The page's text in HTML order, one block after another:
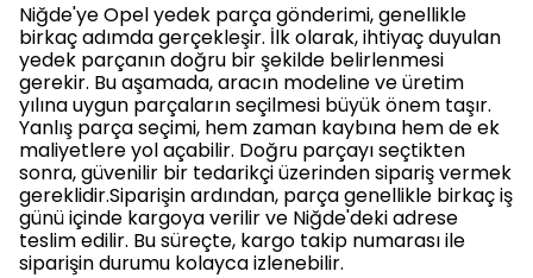
Niğde'ye Opel yedek parça gönderimi, genellikle
birkaç adımda gerçekleşir. İlk olarak, ihtiyaç duyulan
yedek parçanın doğru bir şekilde belirlenmesi
gerekir. Bu aşamada, aracın modeline ve üretim
yılına uygun parçaların seçilmesi büyük önem taşır.
Yanlış parça seçimi, hem zaman kaybına hem de ek
maliyetlere yol açabilir. Doğru parçayı seçtikten
sonra, güvenilir bir tedarikçi üzerinden sipariş vermek
gereklidir.Siparişin ardından, parça genellikle birkaç iş
günü içinde kargoya verilir ve Niğde'deki adrese
teslim edilir. Bu süreçte, kargo takip numarası ile
siparişin durumu kolayca izlenebilir.